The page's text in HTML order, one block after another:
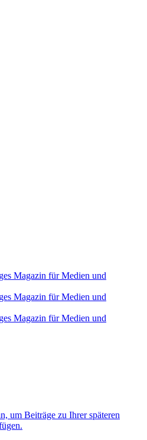
um Beiträge zu Ihrer späteren